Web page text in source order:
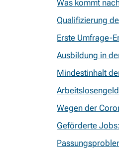
Was kommt
Qualifizierung
Erste Umfrage-
Ausbildung in
Mindestinhalt
Wegen der
Geförderte